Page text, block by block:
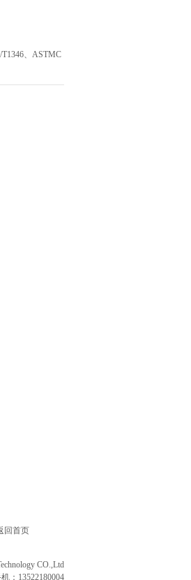
、ASTMC
回首页
CO.,Ltd
：13522180004